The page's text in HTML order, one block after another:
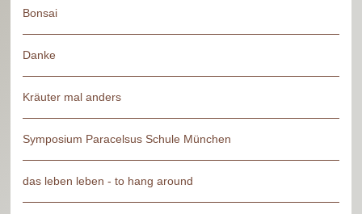
Bonsai
Danke
Kräuter mal anders
Symposium Paracelsus Schule München
das leben leben - to hang around